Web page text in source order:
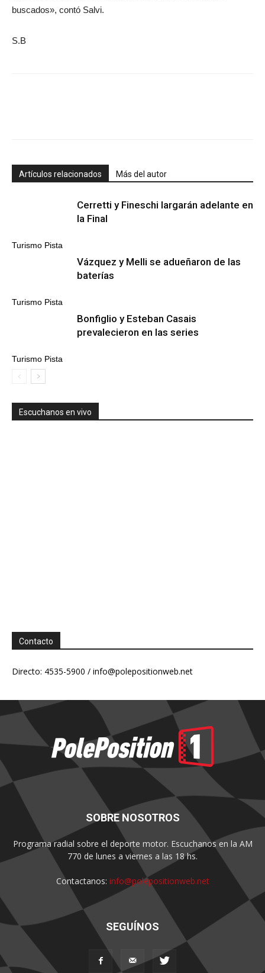
buscados», contó Salvi.
S.B
Artículos relacionados Más del autor
Turismo Pista
Cerretti y Fineschi largarán adelante en
la Final
Turismo Pista
Vázquez y Melli se adueñaron de las
baterías
Turismo Pista
Bonfiglio y Esteban Casais
prevalecieron en las series
Escuchanos en vivo
Contacto
Directo: 4535-5900 / info@polepositionweb.net
SOBRE NOSOTROS
Programa radial sobre el deporte motor. Escuchanos en la AM
770 de lunes a viernes a las 18 hs.
Contactanos: info@polepositionweb.net
SEGUÍNOS